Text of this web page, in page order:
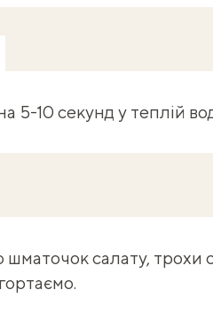
5-10 секунд у теплій
салату, трохи